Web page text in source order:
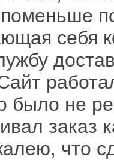
себя
не
заказ
что